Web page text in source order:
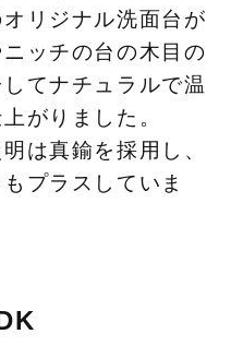
リジナル洗面台が
ッチの台の木目の
てナチュラルで温
がりました。
は真鍮を採用し、
プラスしていま